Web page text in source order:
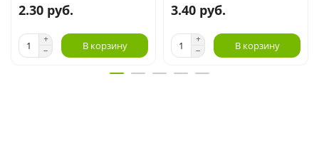
2.30 руб.
В корзину
3.40 руб.
В корзину